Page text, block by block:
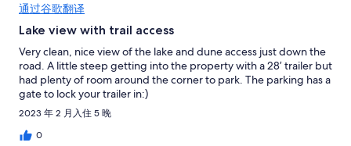
通过谷歌翻译
Lake view with trail access
Very clean, nice view of the lake and dune access just down the
road. A little steep getting into the property with a 28’ trailer but
had plenty of room around the corner to park. The parking has a
gate to lock your trailer in:)
2023 年 2 月入住 5 晚
0